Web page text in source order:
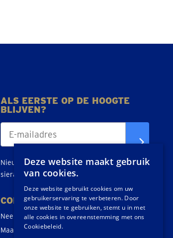
ALS EERSTE OP DE HOOGTE
BLIJVEN?
Nieuws, tips en acties over goud, zilver en
sieraden direct in je inbox.
CONTACT
Neem contact op
Maak een afspraak
Deze website maakt gebruik
van cookies.
Deze website gebruikt cookies om uw
gebruikerservaring te verbeteren. Door
onze website te gebruiken, stemt u in met
alle cookies in overeenstemming met ons
Cookiebeleid.